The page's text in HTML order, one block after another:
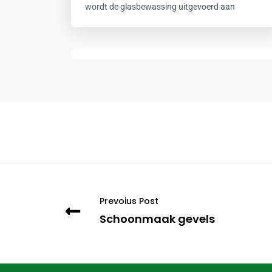
wordt de glasbewassing uitgevoerd aan
Prevoius Post
Schoonmaak gevels